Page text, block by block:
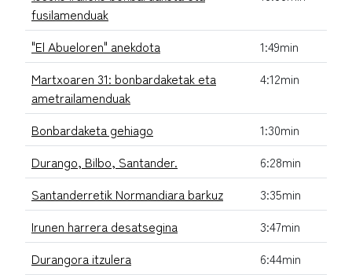
fusilamenduak
"El Abueloren" anekdota
1:49min
Martxoaren 31: bonbardaketak eta
ametrailamenduak
4:12min
Bonbardaketa gehiago
1:30min
Durango, Bilbo, Santander.
6:28min
Santanderretik Normandiara barkuz
3:35min
Irunen harrera desatsegina
3:47min
Durangora itzulera
6:44min